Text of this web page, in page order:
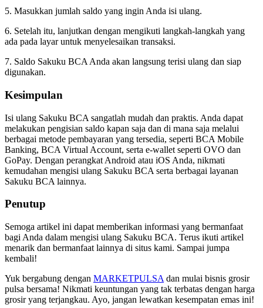
5. Masukkan jumlah saldo yang ingin Anda isi ulang.
6. Setelah itu, lanjutkan dengan mengikuti langkah-langkah yang
ada pada layar untuk menyelesaikan transaksi.
7. Saldo Sakuku BCA Anda akan langsung terisi ulang dan siap
digunakan.
Kesimpulan
Isi ulang Sakuku BCA sangatlah mudah dan praktis. Anda dapat
melakukan pengisian saldo kapan saja dan di mana saja melalui
berbagai metode pembayaran yang tersedia, seperti BCA Mobile
Banking, BCA Virtual Account, serta e-wallet seperti OVO dan
GoPay. Dengan perangkat Android atau iOS Anda, nikmati
kemudahan mengisi ulang Sakuku BCA serta berbagai layanan
Sakuku BCA lainnya.
Penutup
Semoga artikel ini dapat memberikan informasi yang bermanfaat
bagi Anda dalam mengisi ulang Sakuku BCA. Terus ikuti artikel
menarik dan bermanfaat lainnya di situs kami. Sampai jumpa
kembali!
Yuk bergabung dengan MARKETPULSA dan mulai bisnis grosir
pulsa bersama! Nikmati keuntungan yang tak terbatas dengan harga
grosir yang terjangkau. Ayo, jangan lewatkan kesempatan emas ini!